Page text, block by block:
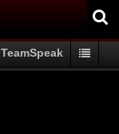
TeamSpeak